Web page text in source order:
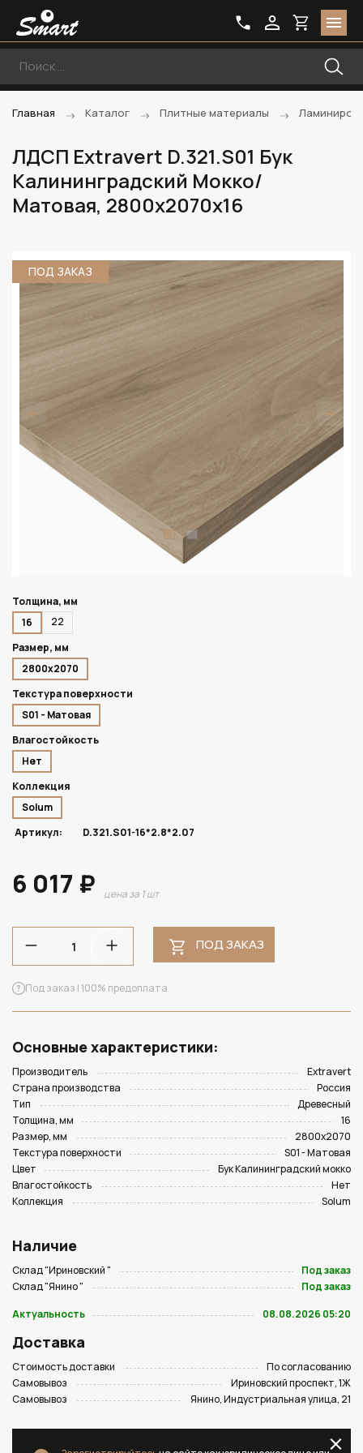
Главная Каталог Плитные материалы
ЛДСП Extravert D.321.S01 Бук
Калининградский Мокко/
Матовая, 2800х2070х16
ПОД ЗАКАЗ
Толщина, мм
16
22
Размер, мм
2800х2070
Текстура поверхности
S01 - Матовая
Влагостойкость
Нет
Коллекция
Solum
Артикул:
D.321.S01-16*2.8*2.07
6 017 ₽ цена за 1 шт
ПОД ЗАКАЗ
Под заказ | 100% предоплата
Основные характеристики:
Производитель
Extravert
Страна производства
Россия
Тип
Древесный
Толщина, мм
16
Размер, мм
2800х2070
Текстура поверхности
S01 - Матовая
Цвет
Бук Калининградский мокко
Влагостойкость
Нет
Коллекция
Solum
Наличие
Склад "Ириновский "
Под заказ
Склад "Янино "
Под заказ
Актуальность
08.08.2026 05:20
Доставка
Стоимость доставки
По согласованию
Самовывоз
Ириновский проспект, 1Ж
Самовывоз
Янино, Индустриальная улица, 21